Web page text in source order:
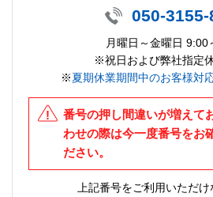
050-3155-
月曜日～金曜日 9:00
※祝日および弊社指定
※夏期休業期間中のお客様対
番号の押し間違いが増えて
わせの際は今一度番号をお
ださい。
上記番号をご利用いただけ